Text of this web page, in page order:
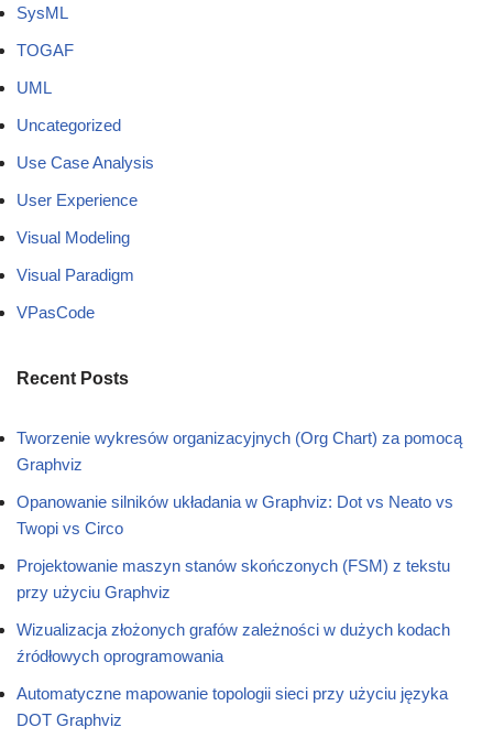
SysML
TOGAF
UML
Uncategorized
Use Case Analysis
User Experience
Visual Modeling
Visual Paradigm
VPasCode
Recent Posts
Tworzenie wykresów organizacyjnych (Org Chart) za pomocą
Graphviz
Opanowanie silników układania w Graphviz: Dot vs Neato vs
Twopi vs Circo
Projektowanie maszyn stanów skończonych (FSM) z tekstu
przy użyciu Graphviz
Wizualizacja złożonych grafów zależności w dużych kodach
źródłowych oprogramowania
Automatyczne mapowanie topologii sieci przy użyciu języka
DOT Graphviz